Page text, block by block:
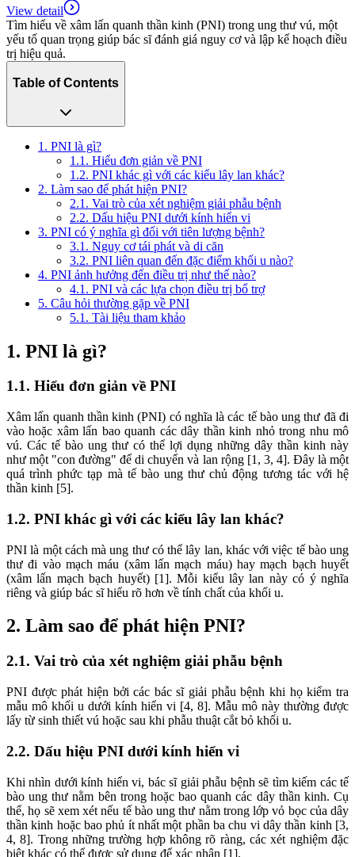
View detail
Tìm hiểu về xâm lấn quanh thần kinh (PNI) trong ung thư vú, một
yếu tố quan trọng giúp bác sĩ đánh giá nguy cơ và lập kế hoạch điều
trị hiệu quả.
Table of Contents
1. PNI là gì?
1.1. Hiểu đơn giản về PNI
1.2. PNI khác gì với các kiểu lây lan khác?
2. Làm sao để phát hiện PNI?
2.1. Vai trò của xét nghiệm giải phẫu bệnh
2.2. Dấu hiệu PNI dưới kính hiển vi
3. PNI có ý nghĩa gì đối với tiên lượng bệnh?
3.1. Nguy cơ tái phát và di căn
3.2. PNI liên quan đến đặc điểm khối u nào?
4. PNI ảnh hưởng đến điều trị như thế nào?
4.1. PNI và các lựa chọn điều trị bổ trợ
5. Câu hỏi thường gặp về PNI
5.1. Tài liệu tham khảo
1. PNI là gì?
1.1. Hiểu đơn giản về PNI
Xâm lấn quanh thần kinh (PNI) có nghĩa là các tế bào ung thư đã đi
vào hoặc xâm lấn bao quanh các dây thần kinh nhỏ trong nhu mô
vú. Các tế bào ung thư có thể lợi dụng những dây thần kinh này
như một "con đường" để di chuyển và lan rộng [1, 3, 4]. Đây là một
quá trình phức tạp mà tế bào ung thư chủ động tương tác với hệ
thần kinh [5].
1.2. PNI khác gì với các kiểu lây lan khác?
PNI là một cách mà ung thư có thể lây lan, khác với việc tế bào ung
thư đi vào mạch máu (xâm lấn mạch máu) hay mạch bạch huyết
(xâm lấn mạch bạch huyết) [1]. Mỗi kiểu lây lan này có ý nghĩa
riêng và giúp bác sĩ hiểu rõ hơn về tính chất của khối u.
2. Làm sao để phát hiện PNI?
2.1. Vai trò của xét nghiệm giải phẫu bệnh
PNI được phát hiện bởi các bác sĩ giải phẫu bệnh khi họ kiểm tra
mẫu mô khối u dưới kính hiển vi [4, 8]. Mẫu mô này thường được
lấy từ sinh thiết vú hoặc sau khi phẫu thuật cắt bỏ khối u.
2.2. Dấu hiệu PNI dưới kính hiển vi
Khi nhìn dưới kính hiển vi, bác sĩ giải phẫu bệnh sẽ tìm kiếm các tế
bào ung thư nằm bên trong hoặc bao quanh các dây thần kinh. Cụ
thể, họ sẽ xem xét nếu tế bào ung thư nằm trong lớp vỏ bọc của dây
thần kinh hoặc bao phủ ít nhất một phần ba chu vi dây thần kinh [3,
4, 8]. Trong những trường hợp không rõ ràng, các xét nghiệm đặc
biệt khác có thể được sử dụng để xác nhận [1].